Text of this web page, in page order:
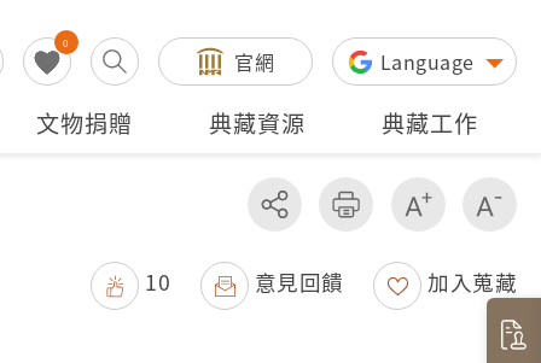
0
官網 Language
文物捐贈 典藏資源 典藏工作
分享 友善列印 增加字級
10 意見回饋 加入蒐藏